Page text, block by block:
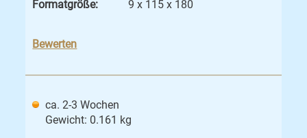
Formatgröße:
9 x 115 x 180
Bewerten
ca. 2-3 Wochen
Gewicht: 0.161 kg